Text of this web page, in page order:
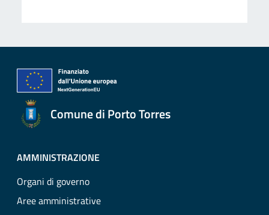
Comune di Porto Torres
AMMINISTRAZIONE
Organi di governo
Aree amministrative